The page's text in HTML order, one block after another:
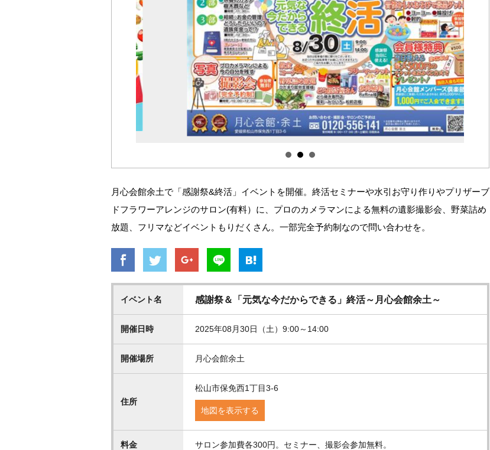
月心会館余土で「感謝祭&終活」イベントを開催。終活セミナーや水引お守り作りやプリザーブ
ドフラワーアレンジのサロン(有料）に、プロのカメラマンによる無料の遺影撮影会、野菜詰め
放題、フリマなどイベントもりだくさん。一部完全予約制なので問い合わせを。
イベント名 感謝祭＆「元気な今だからできる」終活～月心会館余土～
開催日時 2025年08月30日（土）9:00～14:00
開催場所 月心会館余土
住所
松山市保免西1丁目3-6
地図を表示する
料金 サロン参加費各300円。セミナー、撮影会参加無料。